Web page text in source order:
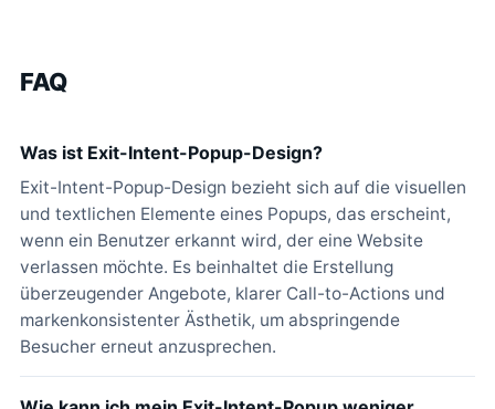
FAQ
Was ist Exit-Intent-Popup-Design?
Exit-Intent-Popup-Design bezieht sich auf die visuellen
und textlichen Elemente eines Popups, das erscheint,
wenn ein Benutzer erkannt wird, der eine Website
verlassen möchte. Es beinhaltet die Erstellung
überzeugender Angebote, klarer Call-to-Actions und
markenkonsistenter Ästhetik, um abspringende
Besucher erneut anzusprechen.